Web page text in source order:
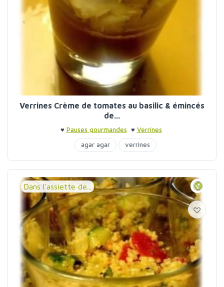
Verrines Crème de tomates au basilic & émincés
de...
♥ Pauses gourmandes ♥ Verrines
agar agar
verrines
Dans l'assiette de...